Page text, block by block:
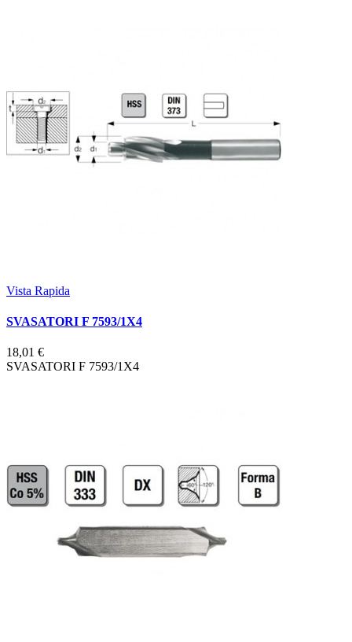
Vista Rapida
SVASATORI F 7593/1X4
18,01 €
SVASATORI F 7593/1X4